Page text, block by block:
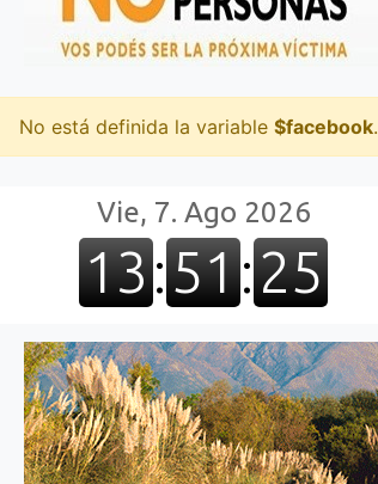
No está definida la variable $facebook.